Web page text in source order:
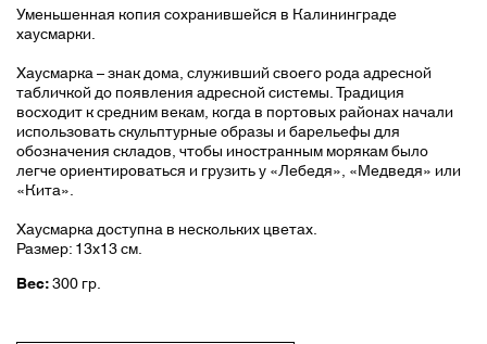
Уменьшенная копия сохранившейся в Калининграде
хаусмарки.
Хаусмарка – знак дома, служивший своего рода адресной
табличкой до появления адресной системы. Традиция
восходит к средним векам, когда в портовых районах начали
использовать скульптурные образы и барельефы для
обозначения складов, чтобы иностранным морякам было
легче ориентироваться и грузить у «Лебедя», «Медведя» или
«Кита».
Хаусмарка доступна в нескольких цветах.
Размер: 13х13 см.
Вес:300 гр.